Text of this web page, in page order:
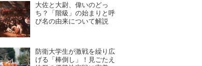
大佐と大尉、偉いのどっ
ち？「階級」の始まりと呼
び名の由来について解説
防衛大学生が激戦を繰り広
げる「棒倒し」！見ごたえ